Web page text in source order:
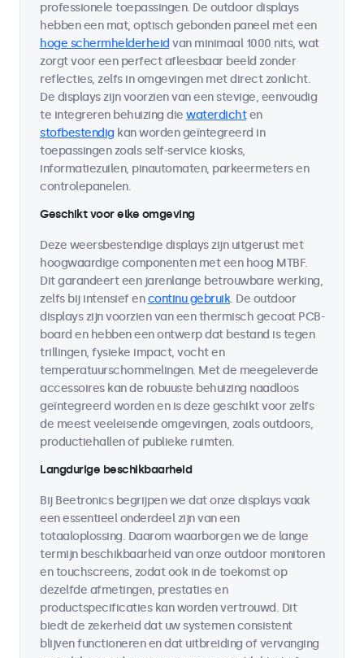
professionele toepassingen. De outdoor displays
hebben een mat, optisch gebonden paneel met een
hoge schermhelderheid van minimaal 1000 nits, wat
zorgt voor een perfect afleesbaar beeld zonder
reflecties, zelfs in omgevingen met direct zonlicht.
De displays zijn voorzien van een stevige, eenvoudig
te integreren behuizing die waterdichten
stofbestendig kan worden geïntegreerd in
toepassingen zoals self-service kiosks,
informatiezuilen, pinautomaten, parkeermeters en
controlepanelen.
Geschikt voor elke omgeving
Deze weersbestendige displays zijn uitgerust met
hoogwaardige componenten met een hoog MTBF.
Dit garandeert een jarenlange betrouwbare werking,
zelfs bij intensief encontinu gebruik. De outdoor
displays zijn voorzien van een thermisch gecoat PCB-
board en hebben een ontwerp dat bestand is tegen
trillingen, fysieke impact, vocht en
temperatuurschommelingen. Met de meegeleverde
accessoires kan de robuuste behuizing naadloos
geïntegreerd worden en is deze geschikt voor zelfs
de meest veeleisende omgevingen, zoals outdoors,
productiehallen of publieke ruimten.
Langdurige beschikbaarheid
Bij Beetronics begrijpen we dat onze displays vaak
een essentieel onderdeel zijn van een
totaaloplossing. Daarom waarborgen we de lange
termijn beschikbaarheid van onze outdoor monitoren
en touchscreens, zodat ook in de toekomst op
dezelfde afmetingen, prestaties en
productspecificaties kan worden vertrouwd. Dit
biedt de zekerheid dat uw systemen consistent
blijven functioneren en dat uitbreiding of vervanging